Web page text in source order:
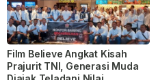
Film Believe Angkat Kisah
Prajurit TNI, Generasi Muda